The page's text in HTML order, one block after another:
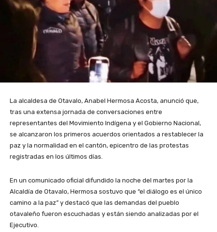
La alcaldesa de Otavalo, Anabel Hermosa Acosta, anunció que,
tras una extensa jornada de conversaciones entre
representantes del Movimiento Indígena y el Gobierno Nacional,
se alcanzaron los primeros acuerdos orientados a restablecer la
paz y la normalidad en el cantón, epicentro de las protestas
registradas en los últimos días.
En un comunicado oficial difundido la noche del martes por la
Alcaldía de Otavalo, Hermosa sostuvo que “el diálogo es el único
camino a la paz” y destacó que las demandas del pueblo
otavaleño fueron escuchadas y están siendo analizadas por el
Ejecutivo.